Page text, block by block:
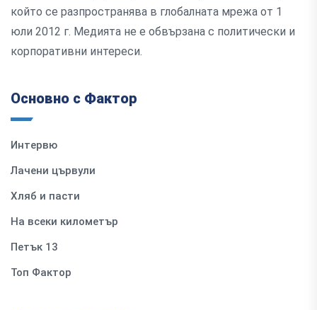
който се разпространява в глобалната мрежа от 1
юли 2012 г. Медията не е обвързана с политически и
корпоративни интереси.
Основно с Фактор
Интервю
Лачени цървули
Хляб и пасти
На всеки километър
Петък 13
Топ Фактор